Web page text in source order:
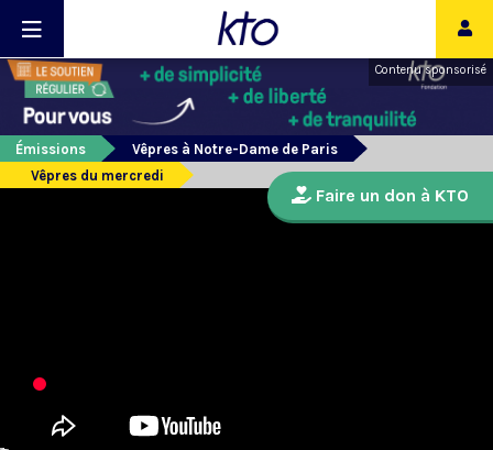
Contenu sponsorisé
Émissions
Vêpres à Notre-Dame de Paris
Vêpres du mercredi
Faire un don à KTO